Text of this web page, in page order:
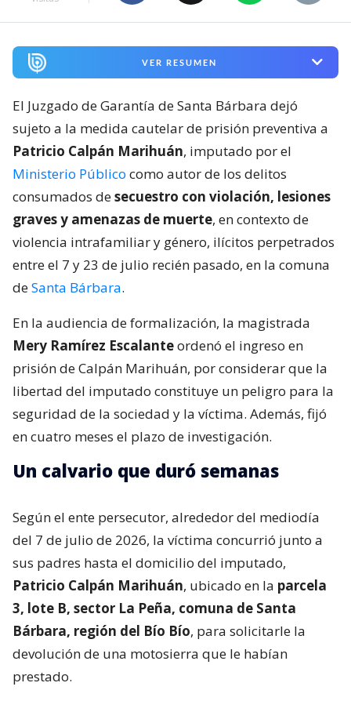
VER RESUMEN
El Juzgado de Garantía de Santa Bárbara dejó
sujeto a la medida cautelar de prisión preventiva a
Patricio Calpán Marihuán, imputado por el
Ministerio Público como autor de los delitos
consumados desecuestro con violación, lesiones
graves y amenazas de muerte, en contexto de
violencia intrafamiliar y género, ilícitos perpetrados
entre el 7 y 23 de julio recién pasado, en la comuna
deSanta Bárbara.
En la audiencia de formalización, la magistrada
Mery Ramírez Escalanteordenó el ingreso en
prisión de Calpán Marihuán, por considerar que la
libertad del imputado constituye un peligro para la
seguridad de la sociedad y la víctima. Además, fijó
en cuatro meses el plazo de investigación.
Un calvario que duró semanas
Según el ente persecutor, alrededor del mediodía
del 7 de julio de 2026, la víctima concurrió junto a
sus padres hasta el domicilio del imputado,
Patricio Calpán Marihuán, ubicado en la parcela
3, lote B, sector La Peña, comuna de Santa
Bárbara, región del Bío Bío, para solicitarle la
devolución de una motosierra que le habían
prestado.